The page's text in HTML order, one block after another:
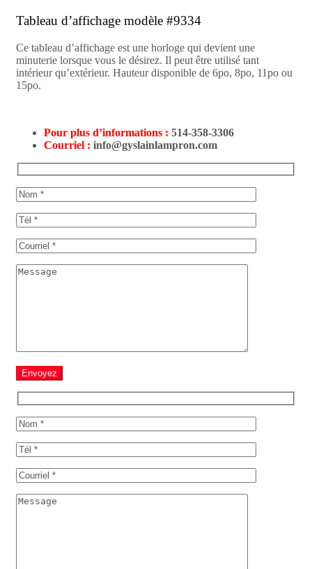
Tableau d’affichage modèle #9334
Ce tableau d’affichage est une horloge qui devient une
minuterie lorsque vous le désirez. Il peut être utilisé tant
intérieur qu’extérieur. Hauteur disponible de 6po, 8po, 11po ou
15po.
Pour plus d’informations : 514-358-3306
Courriel : info@gyslainlampron.com
Envoyez